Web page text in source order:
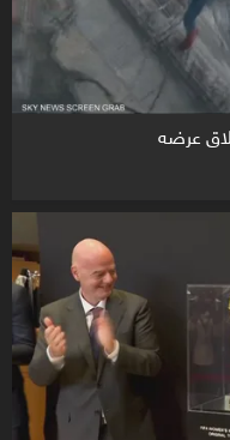
عرضه